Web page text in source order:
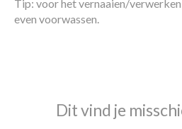
Tip: voor het vernaaien/
even voorwassen.
Dit vind je